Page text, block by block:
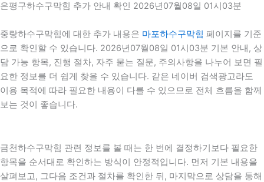
은평구하수구막힘 추가 안내 확인 2026년07월08일 01시03분
중랑하수구막힘에 대한 추가 내용은 마포하수구막힘 페이지를 기준
으로 확인할 수 있습니다. 2026년07월08일 01시03분 기본 안내, 상
담 가능 항목, 진행 절차, 자주 묻는 질문, 주의사항을 나누어 보면 필
요한 정보를 더 쉽게 찾을 수 있습니다. 같은 네이버 검색광고라도
이용 목적에 따라 필요한 내용이 다를 수 있으므로 전체 흐름을 함께
보는 것이 좋습니다.
금천하수구막힘 관련 정보를 볼 때는 한 번에 결정하기보다 필요한
항목을 순서대로 확인하는 방식이 안정적입니다. 먼저 기본 내용을
살펴보고, 그다음 조건과 절차를 확인한 뒤, 마지막으로 상담을 통해